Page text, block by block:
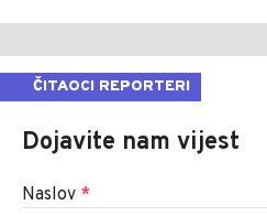
ČITAOCI REPORTERI
Dojavite nam vijest
Naslov *